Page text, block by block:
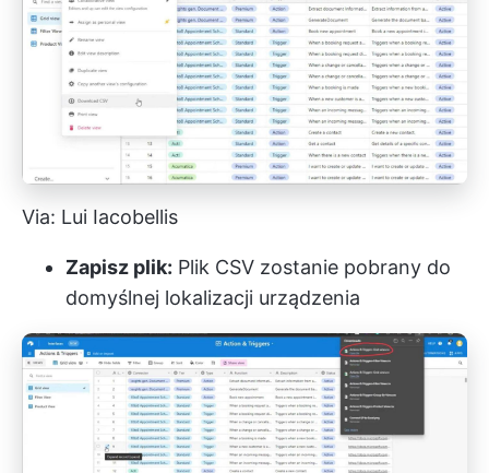
Via: Lui Iacobellis
Zapisz plik: Plik CSV zostanie pobrany do
domyślnej lokalizacji urządzenia